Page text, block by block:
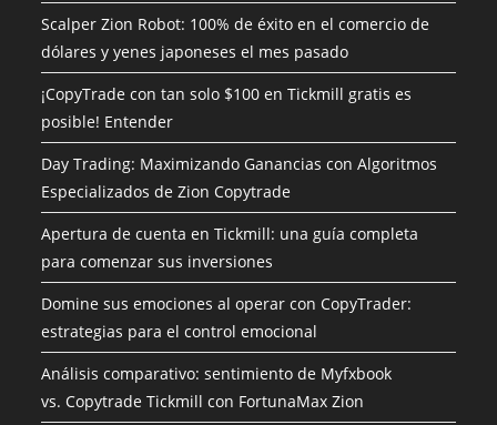
Scalper Zion Robot: 100% de éxito en el comercio de
dólares y yenes japoneses el mes pasado
¡CopyTrade con tan solo $100 en Tickmill gratis es
posible! Entender
Day Trading: Maximizando Ganancias con Algoritmos
Especializados de Zion Copytrade
Apertura de cuenta en Tickmill: una guía completa
para comenzar sus inversiones
Domine sus emociones al operar con CopyTrader:
estrategias para el control emocional
Análisis comparativo: sentimiento de Myfxbook
vs. Copytrade Tickmill con FortunaMax Zion